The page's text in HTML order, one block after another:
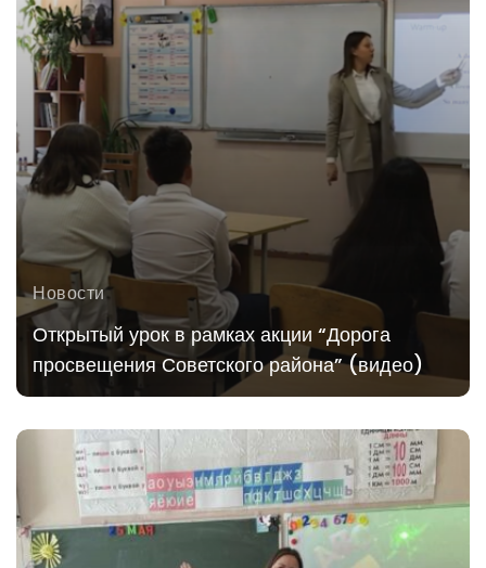
Новости
Открытый урок в рамках акции “Дорога
просвещения Советского района” (видео)